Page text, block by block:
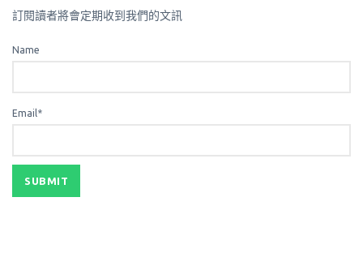
訂閱讀者將會定期收到我們的文訊
Name
Email*